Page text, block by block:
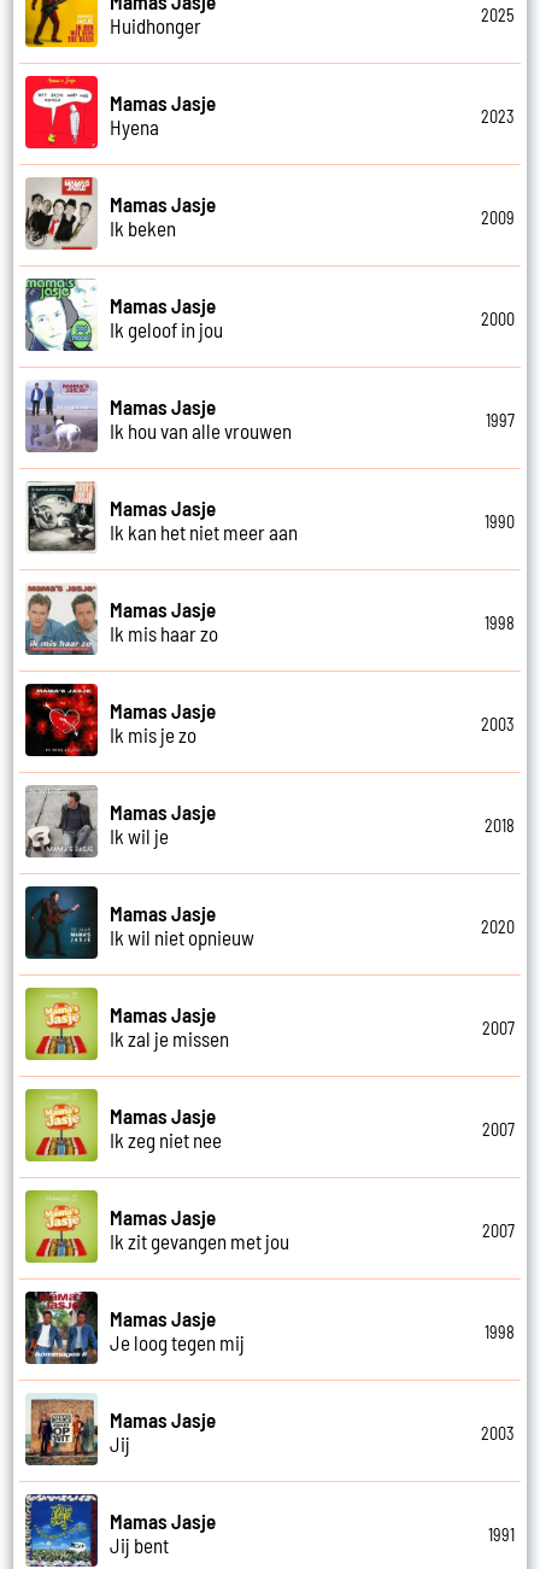
Huidhonger
2025
Mamas Jasje
Hyena
2023
Mamas Jasje
Ik beken
2009
Mamas Jasje
Ik geloof in jou
2000
Mamas Jasje
Ik hou van alle vrouwen
1997
Mamas Jasje
Ik kan het niet meer aan
1990
Mamas Jasje
Ik mis haar zo
1998
Mamas Jasje
Ik mis je zo
2003
Mamas Jasje
Ik wil je
2018
Mamas Jasje
Ik wil niet opnieuw
2020
Mamas Jasje
Ik zal je missen
2007
Mamas Jasje
Ik zeg niet nee
2007
Mamas Jasje
Ik zit gevangen met jou
2007
Mamas Jasje
Je loog tegen mij
1998
Mamas Jasje
Jij
2003
Mamas Jasje
Jij bent
1991